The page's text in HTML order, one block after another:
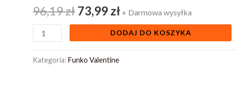
96,19zł 96,19 zł.
73,99 zł73,99 zł.
+ Darmowa wysyłka
Wars
Mandalorian
Funko
Pop
DODAJ DO KOSZYKA
Kategoria:Funko Valentine